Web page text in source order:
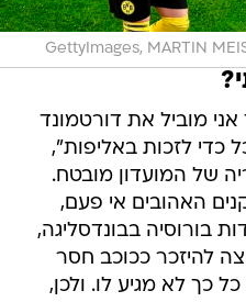
GettyImages, MARTIN
מוביל את דורטמונד
לזכות באליפות",
של המועדון מובטח.
האהובים אי פעם,
בורוסיה בבונדסליגה,
להיזכר ככוכב חסר
כך לא מגיע לו. ולכן,